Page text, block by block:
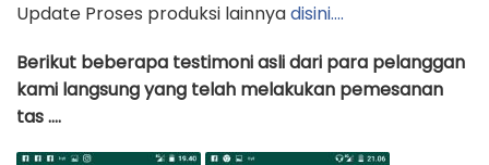
Update Proses produksi lainnyadisini….
Berikut beberapa testimoni asli dari para pelanggan
kami langsung yang telah melakukan pemesanan
tas ….